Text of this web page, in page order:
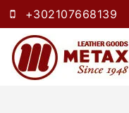
+302107668139